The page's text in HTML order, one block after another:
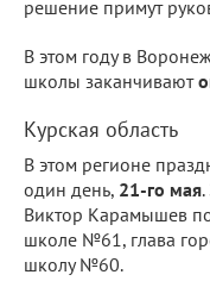
решение примут
В этом году в
школы заканчивают
Курская область
В этом регионе
один день, 21-го мая
Виктор Карамышев
школе №61, глава
школу №60.